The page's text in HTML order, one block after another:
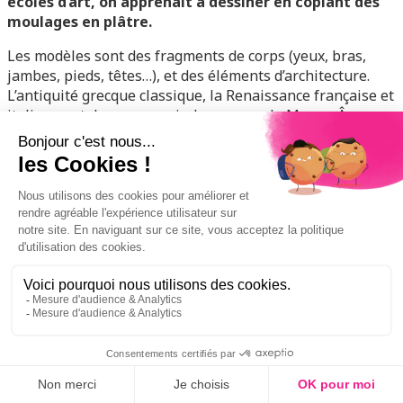
moulages en plâtre.
Les modèles sont des fragments de corps (yeux, bras,
jambes, pieds, têtes…), et des éléments d’architecture.
L’antiquité grecque classique, la Renaissance française et
italienne et dans une moindre mesure le Moyen-Âge y
sont à l’honneur, mais pas seulement : les fleurs et
ornements inspirés de la nature ont une place
importante pour former les futurs peintres, architectes,
sculpteurs et dessinateurs lyonnais. À partir des
événements de mai 1968, les moulages sont délaissés ;
mais aujourd’hui, ils représentent un patrimoine
pédagogique important.
LeMusée des Moulagesde l’Université Lumière Lyon
propose une exposition présentant une partie des
déposés au MuMo. Ils sont illustrés par de
générations d’élèves et de professeurs de l’École des